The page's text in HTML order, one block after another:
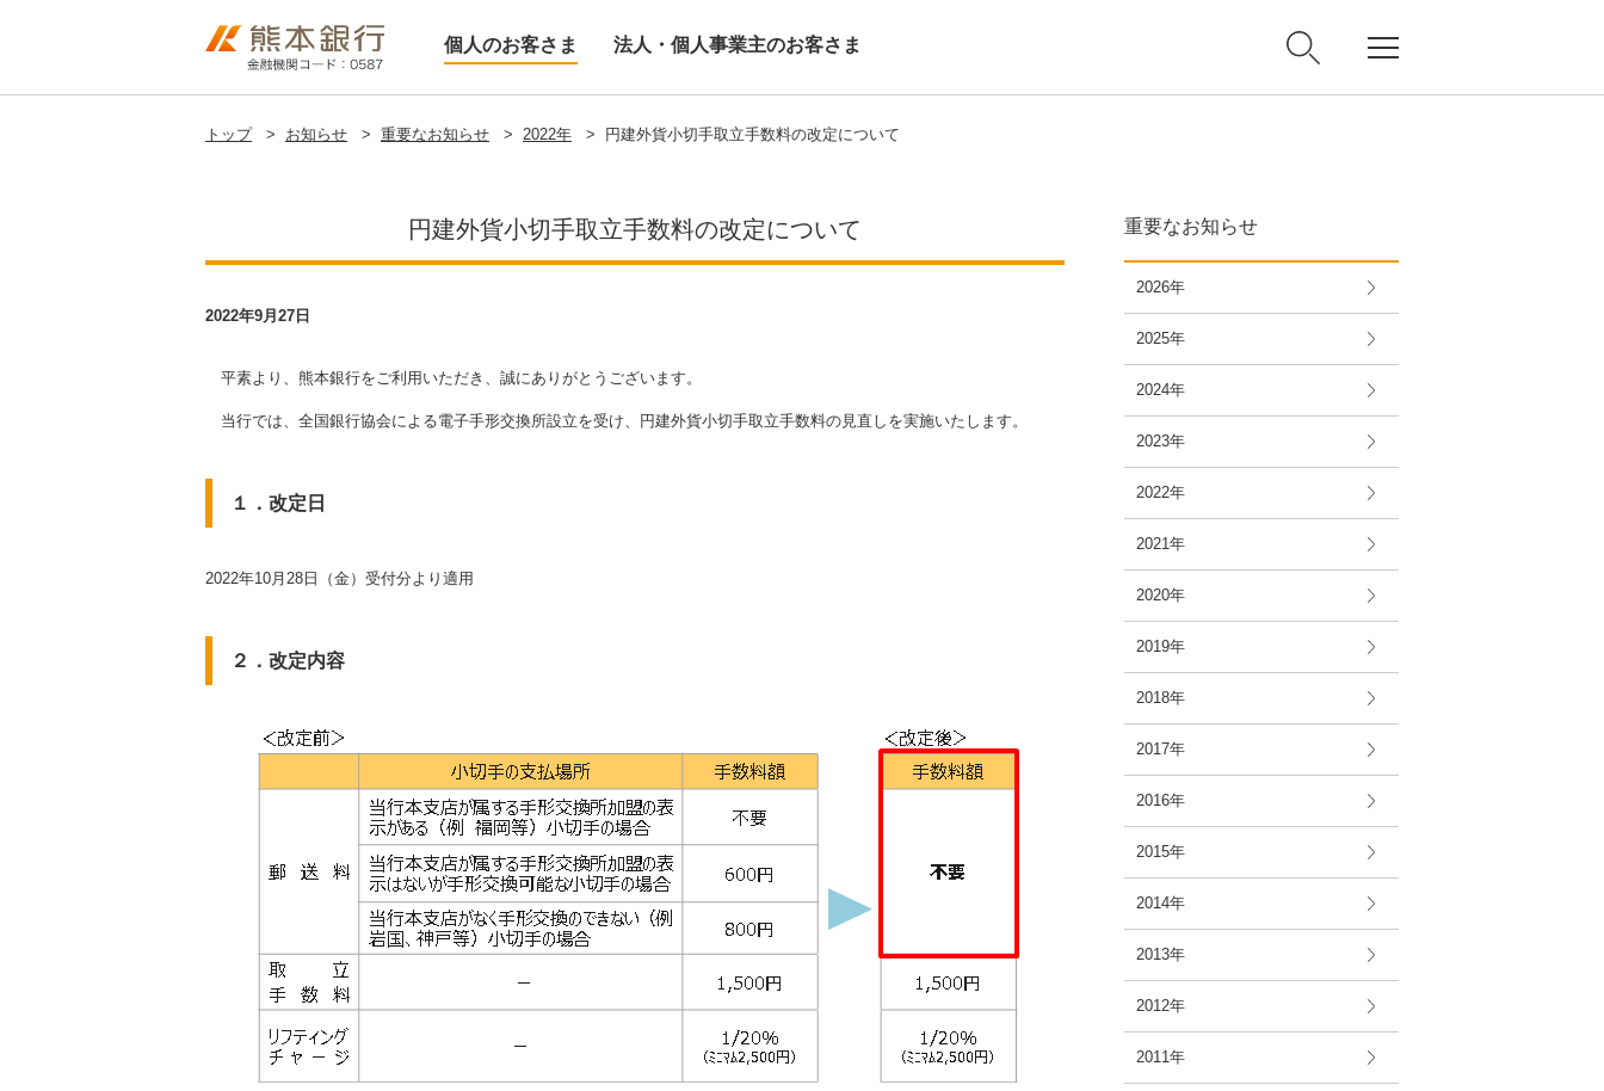
個人のお客さま 法人・個人事業主のお客さま
トップ > お知らせ > 重要なお知らせ > 2022年 > 円建外貨小切手取立手数料の改定について
円建外貨小切手取立手数料の改定について
2022年9月27日
平素より、熊本銀行をご利用いただき、誠にありがとうございます。
当行では、全国銀行協会による電子手形交換所設立を受け、円建外貨小切手取立手数料の見直しを実施いたします。
１．改定日
2022年10月28日（金）受付分より適用
２．改定内容
重要なお知らせ
2026年
2025年
2024年
2023年
2022年
2021年
2020年
2019年
2018年
2017年
2016年
2015年
2014年
2013年
2012年
2011年